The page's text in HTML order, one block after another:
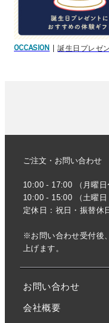
OCCASION 誕生日プレゼ
ご注文・お問い合わせ
10:00 - 17:00 （月曜日
10:00 - 15:00 （土曜日
定休日：祝日・振替休
※お問い合わせ受付後
上げます。
お問い合わせ
会社概要